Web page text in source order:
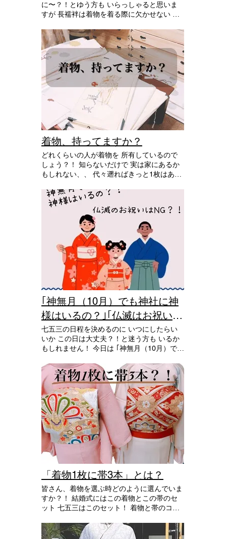
に〜？！とゆう方も いらっしゃると思いま
すが 長襦袢は着物を着る際に欠かせない ア
ポルトガル語なんですよ😆🇵🇹 ポルトガル
語では“ジバン”で 今でも じばん とおっしゃ
る方がいますが そちらの方が原語に近い発
音かもしれませんね！ 長襦袢は、着物から
チラッと見えて なんだか下着とゆうよりか
着物に近い存在のように思いませんか🤔💭
安くて洗える化繊のものもありますし お手
持ちの長襦袢を自分サイズに お直ししても
🙆‍♀️🙆‍♀️ コーディネートでも実用面でも重要な
役割を持つ 「長襦袢」。 この機会に名前を
覚えてあげてくださいね！
着物、持ってますか？
どれくらいの人が着物を 所有しているので
しょう？！ 知らないだけで 実は家にあるか
もしれない、、 代々遡ればきっと1枚はある
てください！ お着付けさせていただいてい
ても ほとんどの方が ｢着物って難しい｣と お
っしゃっています。 昔のしきたりなんかも
気にしてると 難しいと感じますよね🥲 でも
あまり堅苦しく考えず、 和のオシャレを楽
しみませんか🙂？！ 初心者の方向けの着付
け教室も 生徒さん募集中なので 興味のある
方、 お気軽にお問い合わせ下さい (^^) 着物
はあるけど着れない…と 諦めている方もい
るかもしれません。 出張着付けも受け付け
ておりますので お気軽にお問い合わせ下さ
い。
｢神無月（10月）でも神社に神
様はいるの？｣｢仏滅はお祝いし
ちゃダメ？｣
七五三の日程を決めるのに いつにしたらい
いか この日は大丈夫？！と迷う方も いるか
もしれません！ 今日は ｢神無月（10月）でも
ゃダメ？｣の 2本立てでっ🥺 まずは、 Q. 神
無月は神様が不在？！ ｢神無月（10月）は出
雲に全国の神様が集まって 縁結びの会議を
するから 出雲は神在月だけど 他は神無月に
なる。｣ と聞いた事ある方が いるかもしれま
せん！ 神様が集まって 縁結び会議だなんて
なんだかワクワクしますね😳 でもこれは俗
説で あまり気にしなくても大丈夫！ つづい
て〜 Q. 仏滅でも大丈夫？ 六曜は神道や仏教
と関係がないため 仏滅に七五三のお祝いを
しても大丈夫！ 最近はあまり意識せず お祝
いの日程を 決める方が増えています。 ご家
族の都合のいい日に お参りすると いいと思
いますよ。 絶対的な決まりはないので ご家
族で大切にしたい優先事項に従って 決める
のがオススメですよ🥰 素敵な七五三になり
「着物1枚に帯3本」とは？
皆さん、着物を選ぶ時どのように選んでいま
すか？！ 結婚式にはこの着物とこの帯のセ
ット 七五三はこのセット！ 着物と帯のコー
と思います。 毎回考えなくて済むのでラク
ですが 毎回同じは、、🤔💭という方いませ